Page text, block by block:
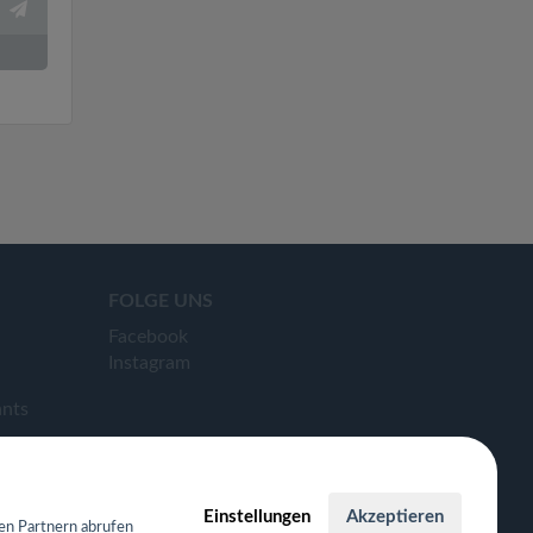
FOLGE UNS
Facebook
Instagram
Partnern abrufen
Einstellungen Akzeptieren